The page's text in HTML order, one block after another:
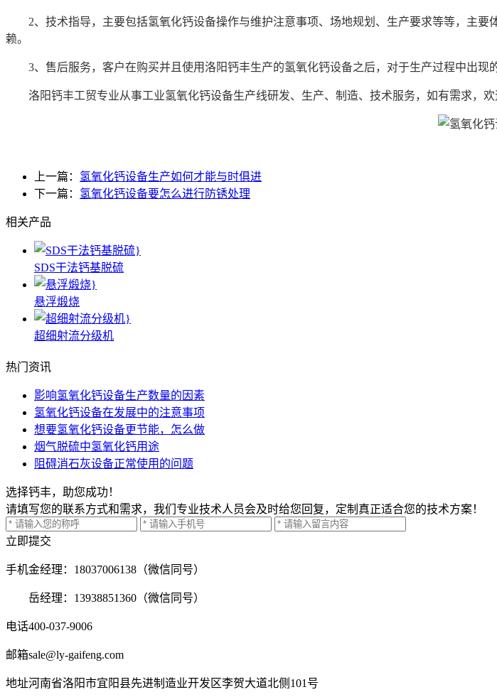
2、技术指导，主要包括氢氧化钙设备操作与维护注意事项、场地规划、生产要求等等，主要
赖。
3、售后服务，客户在购买并且使用洛阳钙丰生产的氢氧化钙设备之后，对于生产过程中出现
洛阳钙丰工贸专业从事工业氢氧化钙设备生产线研发、生产、制造、技术服务，如有需求，欢
上一篇： 氢氧化钙设备生产如何才能与时俱进
下一篇： 氢氧化钙设备要怎么进行防锈处理
相关产品
SDS干法钙基脱硫
悬浮煅烧
超细射流分级机
热门资讯
影响氢氧化钙设备生产数量的因素
氢氧化钙设备在发展中的注意事项
想要氢氧化钙设备更节能，怎么做
烟气脱硫中氢氧化钙用途
阻碍消石灰设备正常使用的问题
选择钙丰，助您成功！
请填写您的联系方式和需求，我们专业技术人员会及时给您回复，定制真正适合您的技术方案！
立即提交
手机金经理：18037006138（微信同号）
岳经理：13938851360（微信同号）
电话400-037-9006
邮箱sale@ly-gaifeng.com
地址河南省洛阳市宜阳县先进制造业开发区李贺大道北侧101号